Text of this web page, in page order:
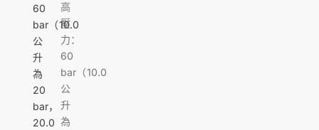
60
bar（10.0
公
升
為
20
bar，
20.0
高
壓
力：
60
bar（10.0
公
升
為